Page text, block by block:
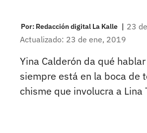
Por: Redacción digital La Kalle | 23
Actualizado: 23 de ene, 2019
Yina Calderón da qué
siempre está en la boca de
chisme que involucra a Lina